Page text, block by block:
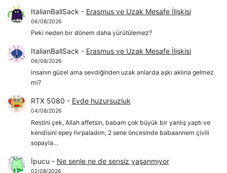
ItalianBallSack - Erasmus ve Uzak Mesafe İlişkisi
06/08/2026
Peki neden bir dönem daha yürütülemez?
ItalianBallSack - Erasmus ve Uzak Mesafe İlişkisi
06/08/2026
insanın güzel ama sevdiğinden uzak anlarda aşkı aklına gelmez
mi?
RTX 5080 - Evde huzursuzluk
04/08/2026
Restini çek, Allah affetsin, babam çok büyük bir yanlış yaptı ve
kendisini epey hırpaladım, 2 sene öncesinde babaannem çivili
sopayla…
İpucu - Ne senle ne de sensiz yaşanmıyor
02/08/2026